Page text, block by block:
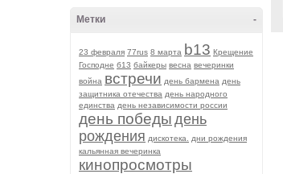
-
Метки
23 февраля 77rus 8 марта b13 Крещение
Господне б13 байкеры весна вечеринки
война встречи день бармена день
защитника отечества день народного
единства день независимости россии
день победы день
рождения дискотека.
дни рождения
кальянная вечеринка
кинопросмотры